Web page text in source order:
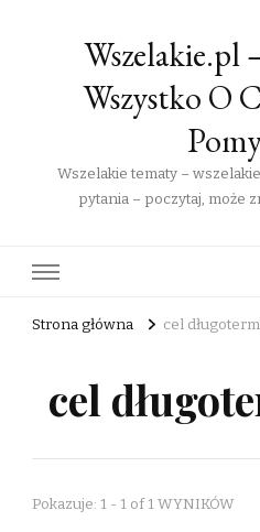
Wszelakie.pl
Wszystko O
Wszelakie tematy –
pytania – poczytaj, może
Strona główna cel
cel
Pokazuje: 1 - 1 of 1 WYNIKÓW